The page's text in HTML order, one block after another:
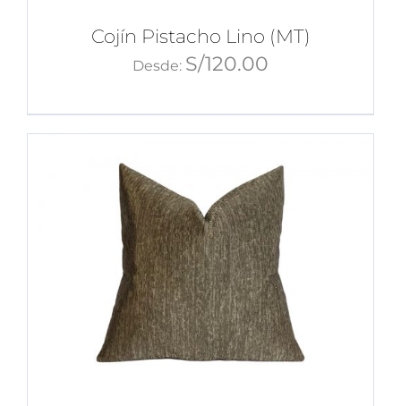
Cojín Pistacho Lino (MT)
Desde: S/120.00